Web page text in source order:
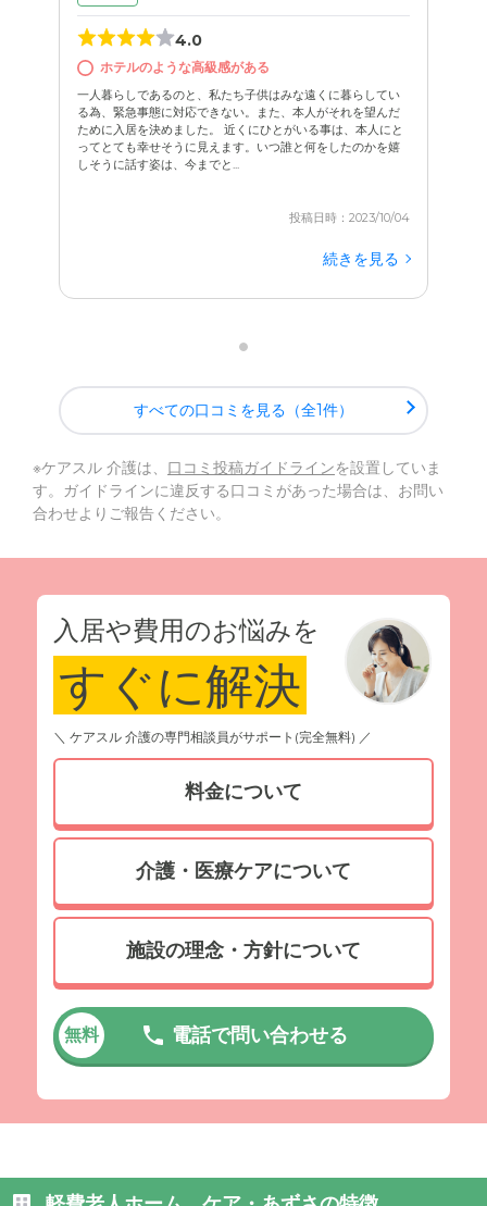
4.0
ホテルのような高級感がある
一人暮らしであるのと、私たち子供はみな遠くに暮らしてい
る為、緊急事態に対応できない。また、本人がそれを望んだ
ために入居を決めました。 近くにひとがいる事は、本人にと
ってとても幸せそうに見えます。いつ誰と何をしたのかを嬉
しそうに話す姿は、今までと...
投稿日時：2023/10/04
続きを見る
すべての口コミを見る（全1件）
※ケアスル 介護は、 口コミ投稿ガイドラインを設置していま
す。ガイドラインに違反する口コミがあった場合は、お問い
合わせよりご報告ください。
入居や費用のお悩みを
すぐに解決
＼ ケアスル 介護の専門相談員がサポート(完全無料) ／
料金について
介護・医療ケアについて
施設の理念・方針について
無料 電話で問い合わせる